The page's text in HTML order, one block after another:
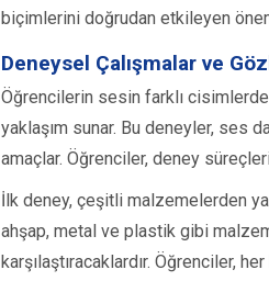
biçimlerini doğrudan etkileyen
Deneysel Çalışmalar ve
Öğrencilerin sesin farklı
yaklaşım sunar. Bu deneyler, ses
amaçlar. Öğrenciler, deney
İlk deney, çeşitli malzemelerden
ahşap, metal ve plastik gibi
karşılaştıracaklardır. Öğrenciler,